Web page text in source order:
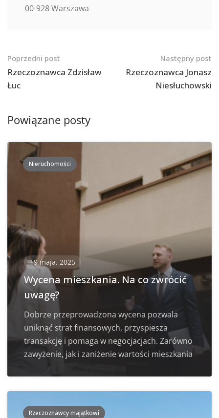
00-928 Warszawa
Nawigacja
po
postach
Poprzedni post
Rzeczoznawca Zdzisław
Łuc
Następny post
Rzeczoznawca Jonasz
Niesłuchowski
Powiązane posty
Nieruchomości
19 maja, 2025
Wycena mieszkania. Na co zwrócić
uwagę?
Dobrze przeprowadzona wycena pozwala
uniknąć strat finansowych, przyspiesza
transakcję i pomaga w negocjacjach. Zarówno
zawyżenie, jak i zaniżenie wartości mieszkania
Rzeczoznawcy majątkowi